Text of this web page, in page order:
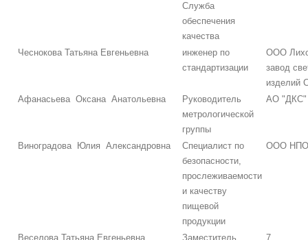
Служба
обеспечения
качества
Чеснокова Татьяна Евгеньевна
инженер по
стандартизации
ООО
завод
изделий
Афанасьева Оксана Анатольевна
Руководитель
метрологической
группы
АО "ДКС"
Виноградова Юлия Александровна
Специалист по
безопасности,
прослеживаемости
и качеству
пищевой
продукции
ООО
Веселова Татьяна Евгеньевна Заместитель 7